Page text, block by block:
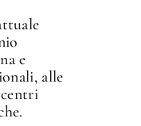
e
alle